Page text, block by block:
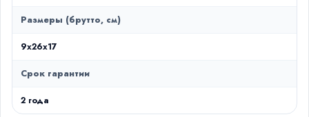
Размеры (брутто, см)
9x26x17
Срок гарантии
2 года